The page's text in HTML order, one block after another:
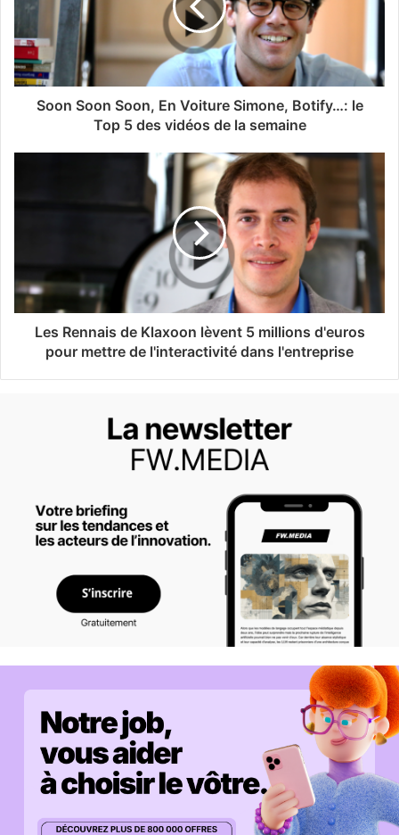
Soon Soon Soon, En Voiture Simone, Botify…: le
Top 5 des vidéos de la semaine
Les Rennais de Klaxoon lèvent 5 millions d'euros
pour mettre de l'interactivité dans l'entreprise